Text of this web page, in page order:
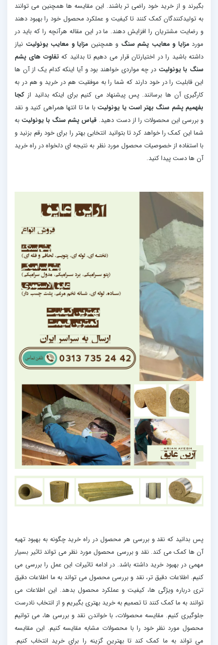
بگیرند و از خرید خود راضی تر باشند. این مقایسه ها همچنین می توانند
به تولیدکنندگان کمک کنند تا کیفیت و عملکرد محصول خود را بهبود دهند
و رضایت مشتریان را افزایش دهند. ما در این مقاله هرآنچه را که باید در
موردمزایا و معایب پشم سنگ و همچنین مزایا و معایب یونولیت نیاز
داشته باشید را در اختیارتان قرار می دهیم تا بدانید کهتفاوت های پشم
سنگ با یونولیت در چه مواردی خواهند بود و آیا اینکه کدام یک از آن ها
این قابلیت را در خود دارند که شما را به موفقیت هم در خرید و هم در به
کارگیری آن ها برسانند. پس پیشنهاد می کنیم برای اینکه بدانید از کجا
بفهمیم پشم سنگ بهتر است یا یونولیتبا ما تا انتها همراهی کنید و نقد
و بررسی این محصولات را از دست دهید. قیاس پشم سنگ با یونولیت به
شما این کمک را خواهد کرد تا بتوانید انتخابی بهتر را برای خود رقم بزنید و
با استفاده از خصوصیات محصول مورد نظر به نتیجه ای دلخواه در راه خرید
آن ها دست پیدا کنید.
پس بدانید که نقد و بررسی هر محصول در راه خرید چگونه به بهبود تهیه
آن ها کمک می کند. نقد و بررسی محصول مورد نظر می تواند تاثیر بسیار
مهمی در بهبود خرید داشته باشد. در ادامه تاثیرات این عمل را بررسی می
کنیم. اطلاعات دقیق تر، نقد و بررسی محصول می تواند به ما اطلاعات دقیق
تری درباره ویژگی ها، کیفیت و عملکرد محصول بدهد. این اطلاعات می
توانند به ما کمک کنند تا تصمیم به خرید بهتری بگیریم و از انتخاب نادرست
جلوگیری کنیم. مقایسه محصولات، با خواندن نقد و بررسی ها، می توانیم
محصول مورد نظر خود را با محصولات مشابه مقایسه کنیم. این مقایسه
می تواند به ما کمک کند تا بهترین گزینه را برای خرید انتخاب کنیم.